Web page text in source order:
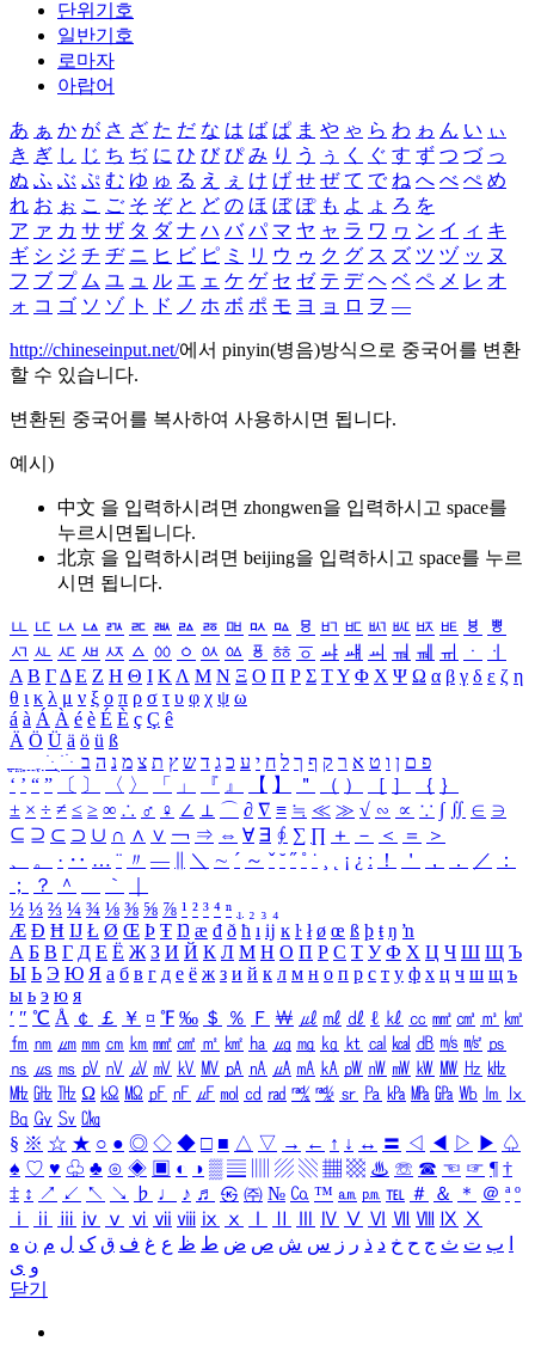
단위기호
일반기호
로마자
아랍어
あ ぁ か が さ ざ た だ な は ば ぱ ま や ゃ ら わ ゎ ん い ぃ
き ぎ し じ ち ぢ に ひ び ぴ み り う ぅ く ぐ す ず つ づ っ
ぬ ふ ぶ ぷ む ゆ ゅ る え ぇ け げ せ ぜ て で ね へ べ ぺ め
れ お ぉ こ ご そ ぞ と ど の ほ ぼ ぽ も よ ょ ろ を
ア ァ カ サ ザ タ ダ ナ ハ バ パ マ ヤ ャ ラ ワ ヮ ン イ ィ キ
ギ シ ジ チ ヂ ニ ヒ ビ ピ ミ リ ウ ゥ ク グ ス ズ ツ ヅ ッ ヌ
フ ブ プ ム ユ ュ ル エ ェ ケ ゲ セ ゼ テ デ ヘ ベ ペ メ レ オ
ォ コ ゴ ソ ゾ ト ド ノ ホ ボ ポ モ ヨ ョ ロ ヲ ―
http://chineseinput.net/에서 pinyin(병음)방식으로 중국어를 변환
할 수 있습니다.
변환된 중국어를 복사하여 사용하시면 됩니다.
예시)
中文 을 입력하시려면 zhongwen을 입력하시고 space를
누르시면됩니다.
北京 을 입력하시려면 beijing을 입력하시고 space를 누르
시면 됩니다.
ㅥ ㅦ ㅧ ㅨ ㅩ ㅪ ㅫ ㅬ ㅭ ㅮ ㅯ ㅰ ㅱ ㅲ ㅳ ㅴ ㅵ ㅶ ㅷ ㅸ
ㅹ
ㅺ ㅻ ㅼ ㅽ ㅾ ㅿ ㆀ ㆁ ㆂ ㆃ ㆄ ㆅ ㆆ ㆇ ㆈ ㆉ ㆊ ㆋ ㆌ ㆍ
ㆎ
Α Β ΓΔ Ε Ζ Η Θ Ι ΚΛ Μ Ν Ξ Ο Π Ρ Σ ΤΥ Φ Χ Ψ Ω α β γ δ ε ζ η
θ ι κ λ μ ν ξ ο π ρ σ τ υ φ χ ψ ω
á à Á À é è É È ç Ç ê
Ä Ö Ü ä ö ü ß
ִֶֹ ֻּ ׁׂ פ ם ן ו ט א ר ק ף ך ל ח י ע כ ג ד ש ץ ת צ מ נ ה ב
‘ ’ “ ” 〔 〕 〈 〉 「 」 『 』 【 】 ＂ （ ） ［ ］ ｛ ｝
± × ÷ ≠ ≤ ≥ ∞ ∴ ♂ ♀ ∠ ⊥ ⌒ ∂ ∇ ≡ ≒ ≪ ≫ √ ∽ ∝ ∵ ∫ ∬ ∈ ∋
⊆ ⊇ ⊂ ⊃ ∪ ∩ ∧ ∨ ￢ ⇒ ⇔ ∀ ∃ ∮ ∑ ∏ ＋ － ＜ ＝
＞
、
。 · ‥ … ¨ 〃 ― ＼ ∼ ´ ～ ˇ ˘ ˝ ˚ ˙ ¸ ¡ ¿ ː ！ ＇ ， ． ／
：
；
？ ＾ ｀
½ ⅓ ⅔ ¼ ¾ ⅛ ⅜ ⅝ ⅞ ¹ ² ³ ⁴ ⁿ ₁ ₂ ₃ ₄
Æ Ð Ħ Ĳ Ł Ø Œ Þ Ŧ Ŋ æ đ ð ħ ı ĳ ĸ ŀ ł ø œ ß þ ŧ ŋ ŉ
А Б В Г Д Е Ё Ж З И Й К Л М Н О П Р С Т У Ф Х Ц Ч Ш Щ Ъ
Ы Ь Э Ю Я а б в г д е ё ж з и й к л м н о п р с т у ф х ц ч ш щ ъ
ы ь э ю я
′ ″ ℃ Å ￠ ￡ ￥ ¤ ℉ ‰ ＄ ％ Ｆ ￦ ㎕ ㎖ ㎗ ℓ ㎘ ㏄ ㎣ ㎤ ㎥ ㎦
㎙ ㎚ ㎛ ㎜ ㎝ ㎞ ㎟ ㎠ ㎡ ㎢ ㏊ ㎍ ㎎ ㎏ ㏏ ㎈ ㎉ ㏈ ㎧ ㎨ ㎰
㎱ ㎲ ㎳ ㎴ ㎵ ㎶ ㎷ ㎸ ㎹ ㎀ ㎁ ㎂ ㎃ ㎄ ㎺ ㎻ ㎽ ㎾ ㎿ ㎐ ㎑
㎒ ㎓ ㎔ Ω ㏀ ㏁ ㎊ ㎋ ㎌ ㏖ ㏅ ㎭ ㎮ ㎯ ㏛ ㎩ ㎪ ㎫ ㎬ ㏝ ㏐
㏓
㏃ ㏉ ㏜ ㏆
§ ※ ☆ ★ ○ ● ◎ ◇ ◆ □ ■ △ ▽ → ← ↑ ↓ ↔ 〓 ◁ ◀ ▷ ▶ ♤
♠ ♡ ♥ ♧ ♣ ⊙ ◈ ▣ ◐ ◑ ▒ ▤ ▨ ▧ ▦ ▩ ♨ ☏ ☎ ☜ ☞ ¶ †
‡ ↕ ↗ ↙ ↖ ↘ ♭ ♩ ♪ ♬ ㉿ ㈜ № ㏇ ™ ㏂ ㏘ ℡ ＃ ＆ ＊ ＠ ª º
ⅰ
ⅱ ⅲ ⅳ ⅴ ⅵ ⅶ ⅷ ⅸ ⅹ Ⅳ Ⅴ Ⅵ Ⅶ Ⅷ Ⅸ Ⅹ
ب ت ث ج ح خ د ذ ر ز س ش ص ض ط ظ ع غ ف ق ک ل م ن ه
و ی
닫기